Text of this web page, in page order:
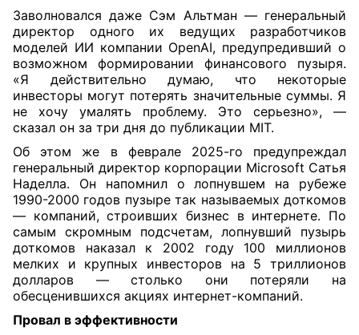
Заволновался даже Сэм Альтман — генеральный
директор одного их ведущих разработчиков
моделей ИИ компании OpenAI, предупредивший о
возможном формировании финансового пузыря.
«Я действительно думаю, что некоторые
инвесторы могут потерять значительные суммы. Я
не хочу умалять проблему. Это серьезно», —
сказал он за три дня до публикации MIT.
Об этом же в феврале 2025-го предупреждал
генеральный директор корпорации Microsoft Сатья
Наделла. Он напомнил о лопнувшем на рубеже
1990-2000 годов пузыре так называемых доткомов
— компаний, строивших бизнес в интернете. По
самым скромным подсчетам, лопнувший пузырь
доткомов наказал к 2002 году 100 миллионов
мелких и крупных инвесторов на 5 триллионов
долларов — столько они потеряли на
обесценившихся акциях интернет-компаний.
Провал в эффективности